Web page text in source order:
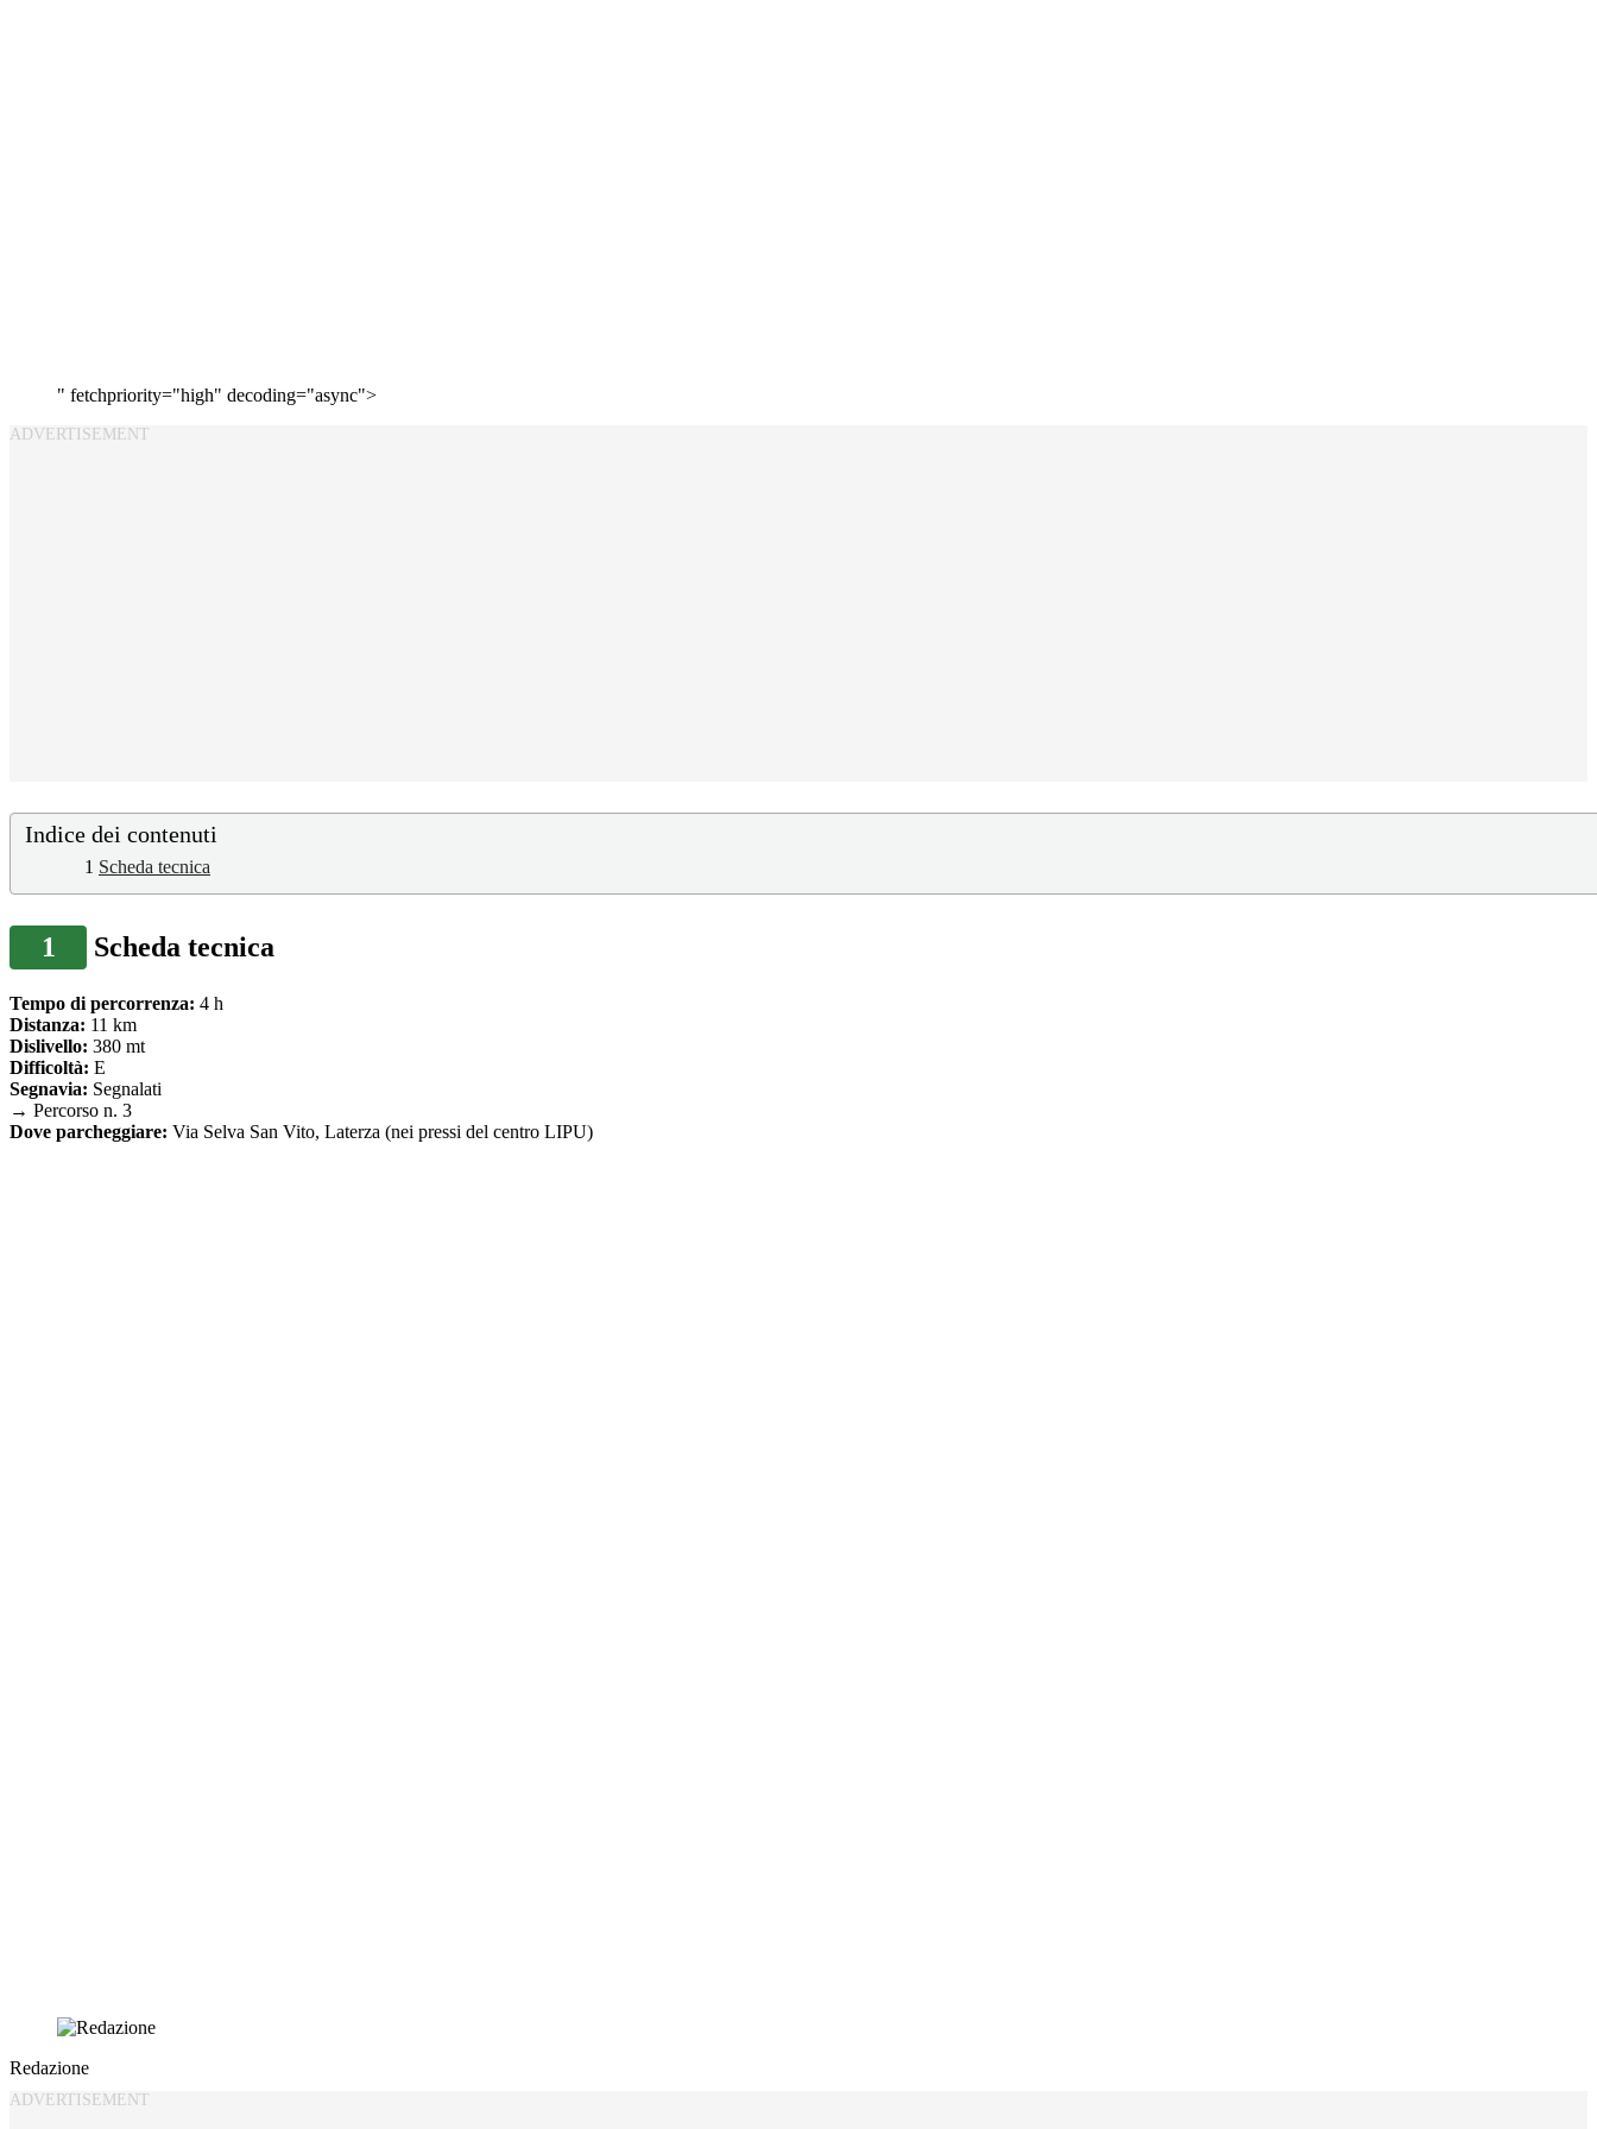
" fetchpriority="high" decoding="async">
Indice dei contenuti
1 Scheda tecnica
1 Scheda tecnica
Tempo di percorrenza: 4 h
Distanza: 11 km
Dislivello: 380 mt
Difficoltà: E
Segnavia: Segnalati
→ Percorso n. 3
Dove parcheggiare: Via Selva San Vito, Laterza (nei pressi del centro LIPU)
Redazione